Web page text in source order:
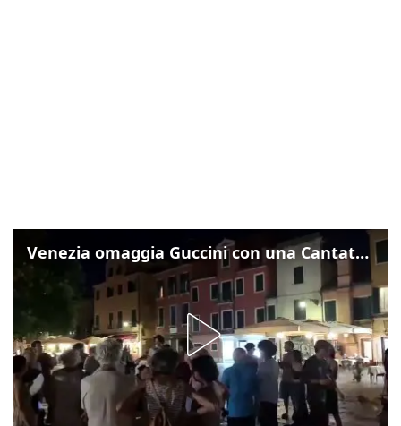
Venezia omaggia Guccini con una Cantata Anarchica in campo Santa Margherita